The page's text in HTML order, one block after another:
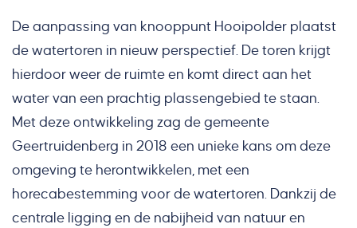
De aanpassing van knooppunt Hooipolder plaatst
de watertoren in nieuw perspectief. De toren krijgt
hierdoor weer de ruimte en komt direct aan het
water van een prachtig plassengebied te staan.
Met deze ontwikkeling zag de gemeente
Geertruidenberg in 2018 een unieke kans om deze
omgeving te herontwikkelen, met een
horecabestemming voor de watertoren. Dankzij de
centrale ligging en de nabijheid van natuur en